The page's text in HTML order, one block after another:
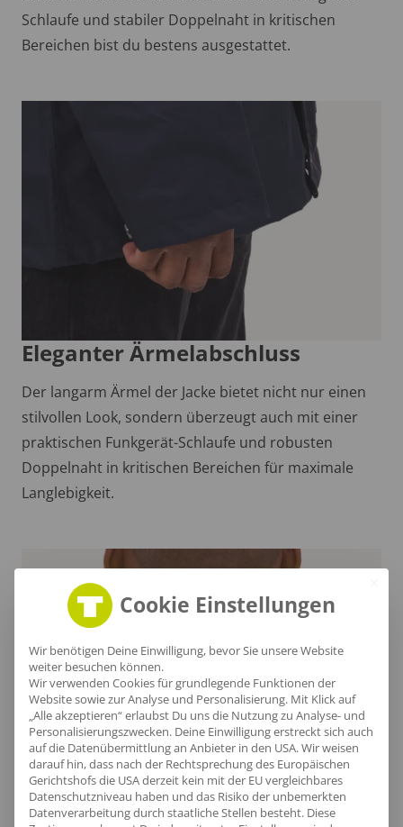
Schlaufe und stabiler Doppelnaht in kritischen
Bereichen bist du bestens ausgestattet.
Eleganter Ärmelabschluss
Der langarm Ärmel der Jacke bietet nicht nur einen
stilvollen Look, sondern überzeugt auch mit einer
praktischen Funkgerät-Schlaufe und robusten
Doppelnaht in kritischen Bereichen für maximale
Langlebigkeit.
Eleganter Nackenbereich
Cookie Einstellungen
Wir benötigen Deine Einwilligung, bevor Sie unsere Website
weiter besuchen können.
Wir verwenden Cookies für grundlegende Funktionen der
Website sowie zur Analyse und Personalisierung. Mit Klick auf
„Alle akzeptieren“ erlaubst Du uns die Nutzung zu Analyse- und
Personalisierungszwecken. Deine Einwilligung erstreckt sich auch
auf die Datenübermittlung an Anbieter in den USA. Wir weisen
darauf hin, dass nach der Rechtsprechung des Europäischen
Gerichtshofs die USA derzeit kein mit der EU vergleichbares
Datenschutzniveau haben und das Risiko der unbemerkten
Datenverarbeitung durch staatliche Stellen besteht. Diese